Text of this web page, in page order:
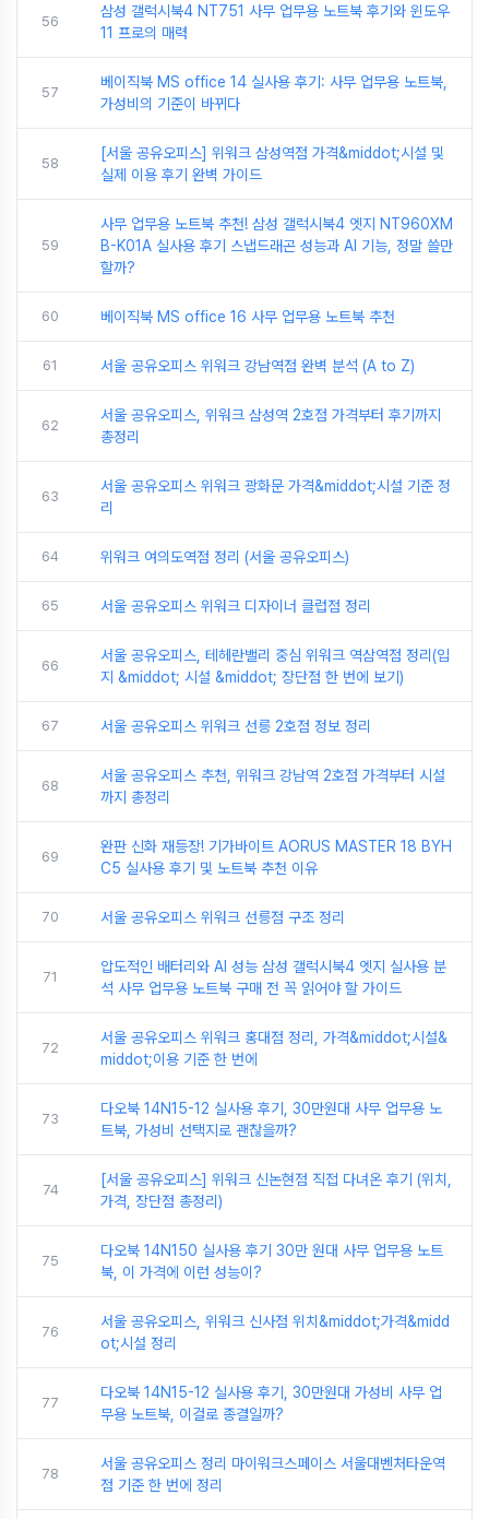
56
삼성 갤럭시북4 NT751 사무 업무용 노트북 후기와 윈도우
11 프로의 매력
57
베이직북 MS office 14 실사용 후기: 사무 업무용 노트북,
가성비의 기준이 바뀌다
58
[서울 공유오피스] 위워크 삼성역점 가격&middot;시설 및
실제 이용 후기 완벽 가이드
59
사무 업무용 노트북 추천! 삼성 갤럭시북4 엣지 NT960XM
B-K01A 실사용 후기 스냅드래곤 성능과 AI 기능, 정말 쓸만
할까?
60 베이직북 MS office 16 사무 업무용 노트북 추천
61 서울 공유오피스 위워크 강남역점 완벽 분석 (A to Z)
62
서울 공유오피스, 위워크 삼성역 2호점 가격부터 후기까지
총정리
63
서울 공유오피스 위워크 광화문 가격&middot;시설 기준 정
리
64 위워크 여의도역점 정리 (서울 공유오피스)
65 서울 공유오피스 위워크 디자이너 클럽점 정리
66
서울 공유오피스, 테헤란밸리 중심 위워크 역삼역점 정리(입
지 &middot; 시설 &middot; 장단점 한 번에 보기)
67 서울 공유오피스 위워크 선릉 2호점 정보 정리
68
서울 공유오피스 추천, 위워크 강남역 2호점 가격부터 시설
까지 총정리
69
완판 신화 재등장! 기가바이트 AORUS MASTER 18 BYH
C5 실사용 후기 및 노트북 추천 이유
70 서울 공유오피스 위워크 선릉점 구조 정리
71
압도적인 배터리와 AI 성능 삼성 갤럭시북4 엣지 실사용 분
석 사무 업무용 노트북 구매 전 꼭 읽어야 할 가이드
72
서울 공유오피스 위워크 홍대점 정리, 가격&middot;시설&
middot;이용 기준 한 번에
73
다오북 14N15-12 실사용 후기, 30만원대 사무 업무용 노
트북, 가성비 선택지로 괜찮을까?
74
[서울 공유오피스] 위워크 신논현점 직접 다녀온 후기 (위치,
가격, 장단점 총정리)
75
다오북 14N150 실사용 후기 30만 원대 사무 업무용 노트
북, 이 가격에 이런 성능이?
76
서울 공유오피스, 위워크 신사점 위치&middot;가격&midd
ot;시설 정리
77
다오북 14N15-12 실사용 후기, 30만원대 가성비 사무 업
무용 노트북, 이걸로 종결일까?
78
서울 공유오피스 정리 마이워크스페이스 서울대벤처타운역
점 기준 한 번에 정리